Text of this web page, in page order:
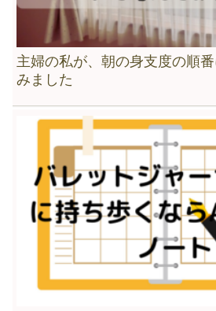
主婦の私が、朝の身支度の順
みました